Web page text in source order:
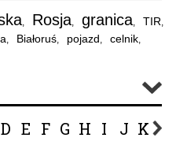
, Rosja, granica, TIR,
, Białoruś, pojazd, celnik,
D E F G H I J K L